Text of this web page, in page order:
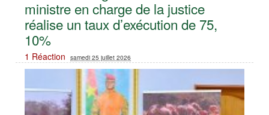
ministre en charge de la justice
réalise un taux d’exécution de 75,
10% ‎
1 Réaction samedi 25 juillet 2026